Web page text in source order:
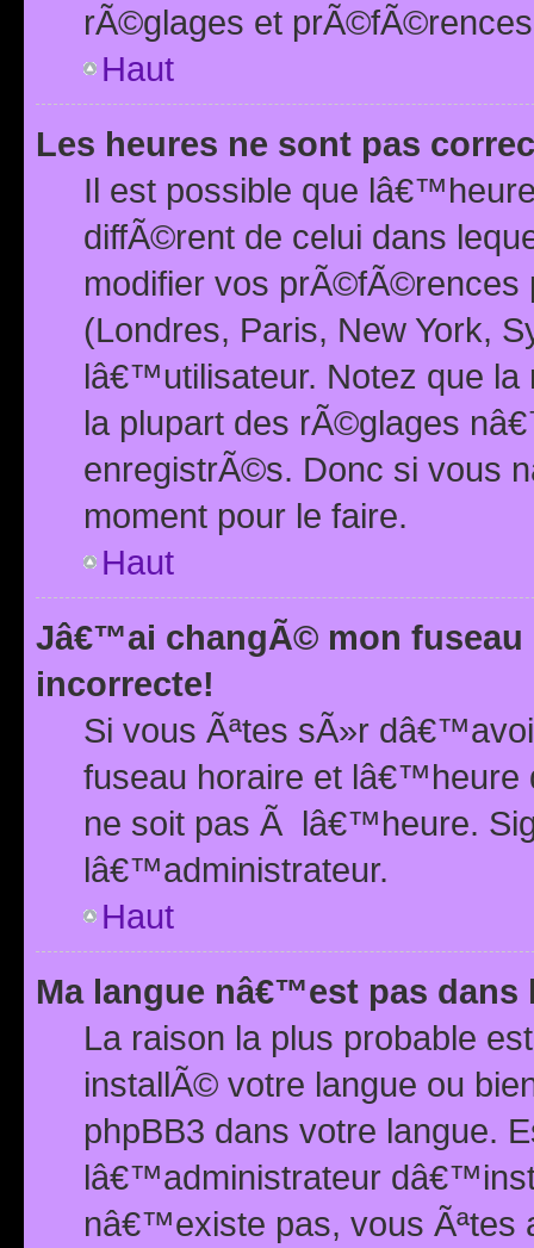
rÃ©glages et
Haut
Les heures ne sont pas
Il est possible que
diffÃ©rent de celui dans
modifier vos prÃ©fÃ©rences
(Londres, Paris, New York,
lâ€™utilisateur. Notez que la
la plupart des rÃ©glages
enregistrÃ©s. Donc si vous
moment pour le faire.
Haut
Jâ€™ai changÃ© mon
incorrecte!
Si vous Ãªtes sÃ»r
fuseau horaire et
ne soit pas Ã lâ€™heure.
lâ€™administrateur.
Haut
Ma langue nâ€™est pas dans
La raison la plus probable
installÃ© votre langue ou
phpBB3 dans votre langue.
lâ€™administrateur
nâ€™existe pas, vous Ãªtes